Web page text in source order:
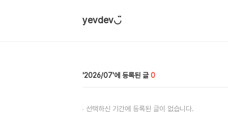
yevdev◡̈
2026/07 0
선택하신 기간에 등록된 글이 없습니다.